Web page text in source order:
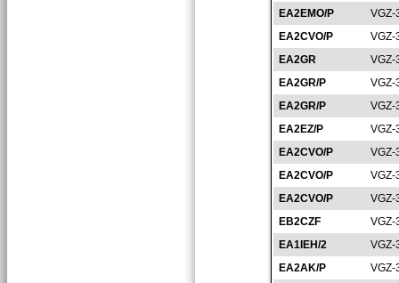
EA2EMO/P
VGZ-
EA2CVO/P
VGZ-
EA2GR
VGZ-
EA2GR/P
VGZ-
EA2GR/P
VGZ-
EA2EZ/P
VGZ-
EA2CVO/P
VGZ-
EA2CVO/P
VGZ-
EA2CVO/P
VGZ-
EB2CZF
VGZ-
EA1IEH/2
VGZ-
EA2AK/P
VGZ-